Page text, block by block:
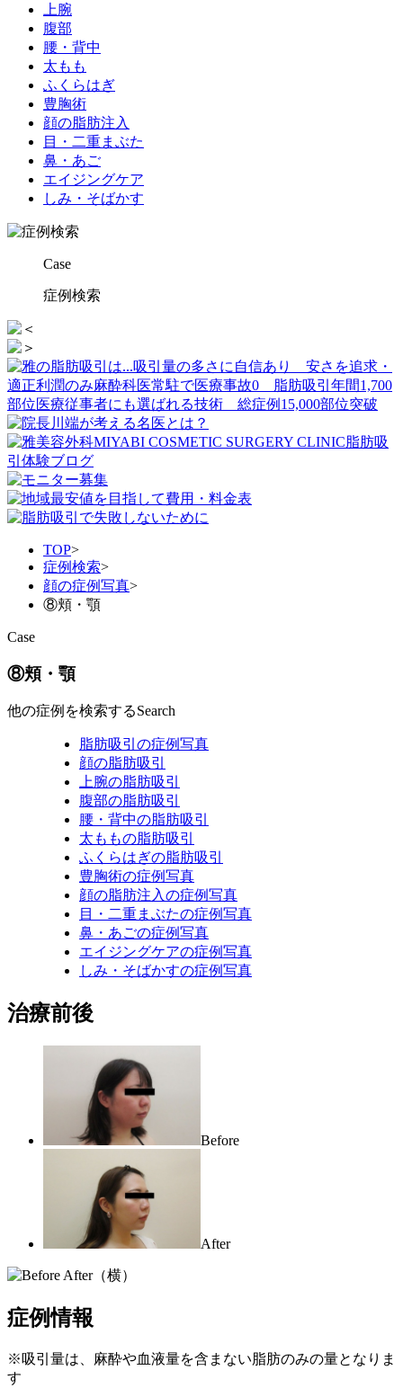
上腕
腹部
腰・背中
太もも
ふくらはぎ
豊胸術
顔の脂肪注入
目・二重まぶた
鼻・あご
エイジングケア
しみ・そばかす
Case
症例検索
TOP>
症例検索>
顔の症例写真>
⑧頬・顎
Case
⑧頬・顎
他の症例を検索するSearch
脂肪吸引の症例写真
顔の脂肪吸引
上腕の脂肪吸引
腹部の脂肪吸引
腰・背中の脂肪吸引
太ももの脂肪吸引
ふくらはぎの脂肪吸引
豊胸術の症例写真
顔の脂肪注入の症例写真
目・二重まぶたの症例写真
鼻・あごの症例写真
エイジングケアの症例写真
しみ・そばかすの症例写真
治療前後
Before
After
症例情報
※吸引量は、麻酔や血液量を含まない脂肪のみの量となりま
す